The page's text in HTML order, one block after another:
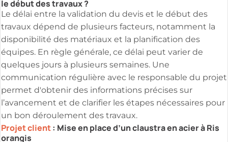
le début des travaux ?
Le délai entre la validation du devis et le début des
travaux dépend de plusieurs facteurs, notamment la
disponibilité des matériaux et la planification des
équipes. En règle générale, ce délai peut varier de
quelques jours à plusieurs semaines. Une
communication régulière avec le responsable du projet
permet d'obtenir des informations précises sur
l’avancement et de clarifier les étapes nécessaires pour
un bon déroulement des travaux.
Projet client: Mise en place d’un claustra en acier à Ris
orangis